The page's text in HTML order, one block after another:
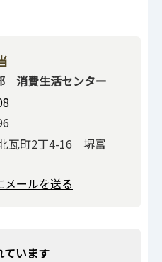
消費生活センター
瓦町2丁4-16 堺富
メールを送る
ています